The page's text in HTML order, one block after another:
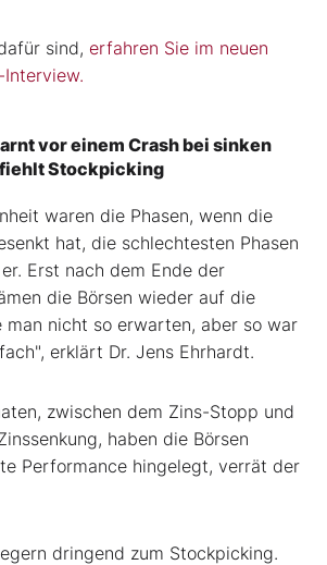
sind, erfahren Sie im neuen
vor einem Crash bei sinken
Stockpicking
waren die Phasen, wenn die
hat, die schlechtesten Phasen
Erst nach dem Ende der
die Börsen wieder auf die
man nicht so erwarten, aber so war
erklärt Dr. Jens Ehrhardt.
zwischen dem Zins-Stopp und
haben die Börsen
Performance hingelegt, verrät der
dringend zum Stockpicking.